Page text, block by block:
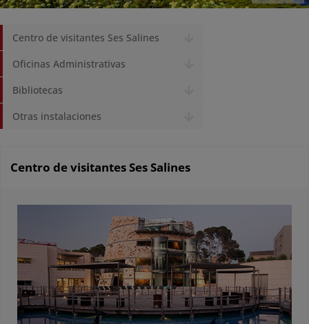
Centro de visitantes Ses Salines
Oficinas Administrativas
Bibliotecas
Otras instalaciones
Centro de visitantes Ses Salines